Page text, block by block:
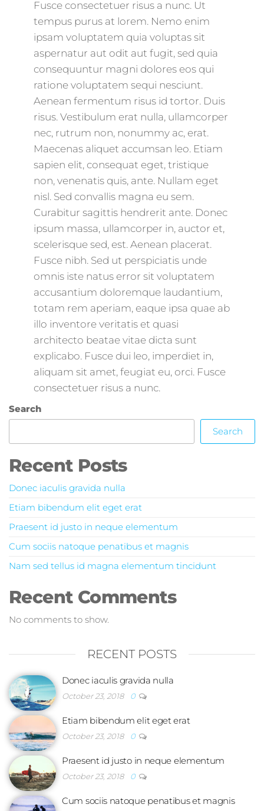
Fusce consectetuer risus a nunc. Ut
tempus purus at lorem. Nemo enim
ipsam voluptatem quia voluptas sit
aspernatur aut odit aut fugit, sed quia
consequuntur magni dolores eos qui
ratione voluptatem sequi nesciunt.
Aenean fermentum risus id tortor. Duis
risus. Vestibulum erat nulla, ullamcorper
nec, rutrum non, nonummy ac, erat.
Maecenas aliquet accumsan leo. Etiam
sapien elit, consequat eget, tristique
non, venenatis quis, ante. Nullam eget
nisl. Sed convallis magna eu sem.
Curabitur sagittis hendrerit ante. Donec
ipsum massa, ullamcorper in, auctor et,
scelerisque sed, est. Aenean placerat.
Fusce nibh. Sed ut perspiciatis unde
omnis iste natus error sit voluptatem
accusantium doloremque laudantium,
totam rem aperiam, eaque ipsa quae ab
illo inventore veritatis et quasi
architecto beatae vitae dicta sunt
explicabo. Fusce dui leo, imperdiet in,
aliquam sit amet, feugiat eu, orci. Fusce
consectetuer risus a nunc.
Search
Search
Recent Posts
Donec iaculis gravida nulla
Etiam bibendum elit eget erat
Praesent id justo in neque elementum
Cum sociis natoque penatibus et magnis
Nam sed tellus id magna elementum tincidunt
Recent Comments
No comments to show.
RECENT POSTS
Donec iaculis gravida nulla
October 23, 2018 0
Etiam bibendum elit eget erat
October 23, 2018 0
Praesent id justo in neque elementum
October 23, 2018 0
Cum sociis natoque penatibus et magnis